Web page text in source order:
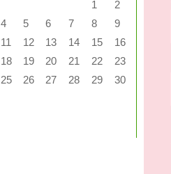
1
2
4 5 6 7 8
9
11 12 13 14 15
16
18 19 20 21 22
23
25 26 27 28 29
30